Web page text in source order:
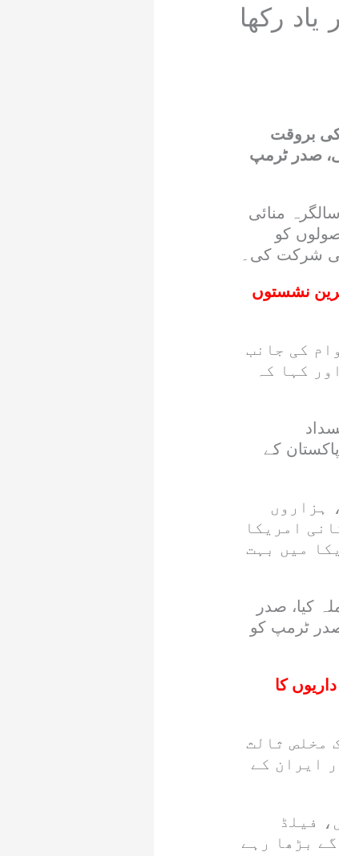
رکھا
کی بروقت
صدر ٹرمپ
جمعرات کو امریکا کی آزادی کی 250 سالہ سالگرہ منائی
کو
شرکت کی۔
نشستوں
کی جانب
کہا کہ
ہے، انسداد
کے
ہزاروں
لے رہے ہیں، 10لاکھ پاکستانی امریکا
میں بہت
کیا، صدر
صدر ٹرمپ کو
کا
مخلص ثالث
ایران کے
فیلڈ
بڑھا رہے